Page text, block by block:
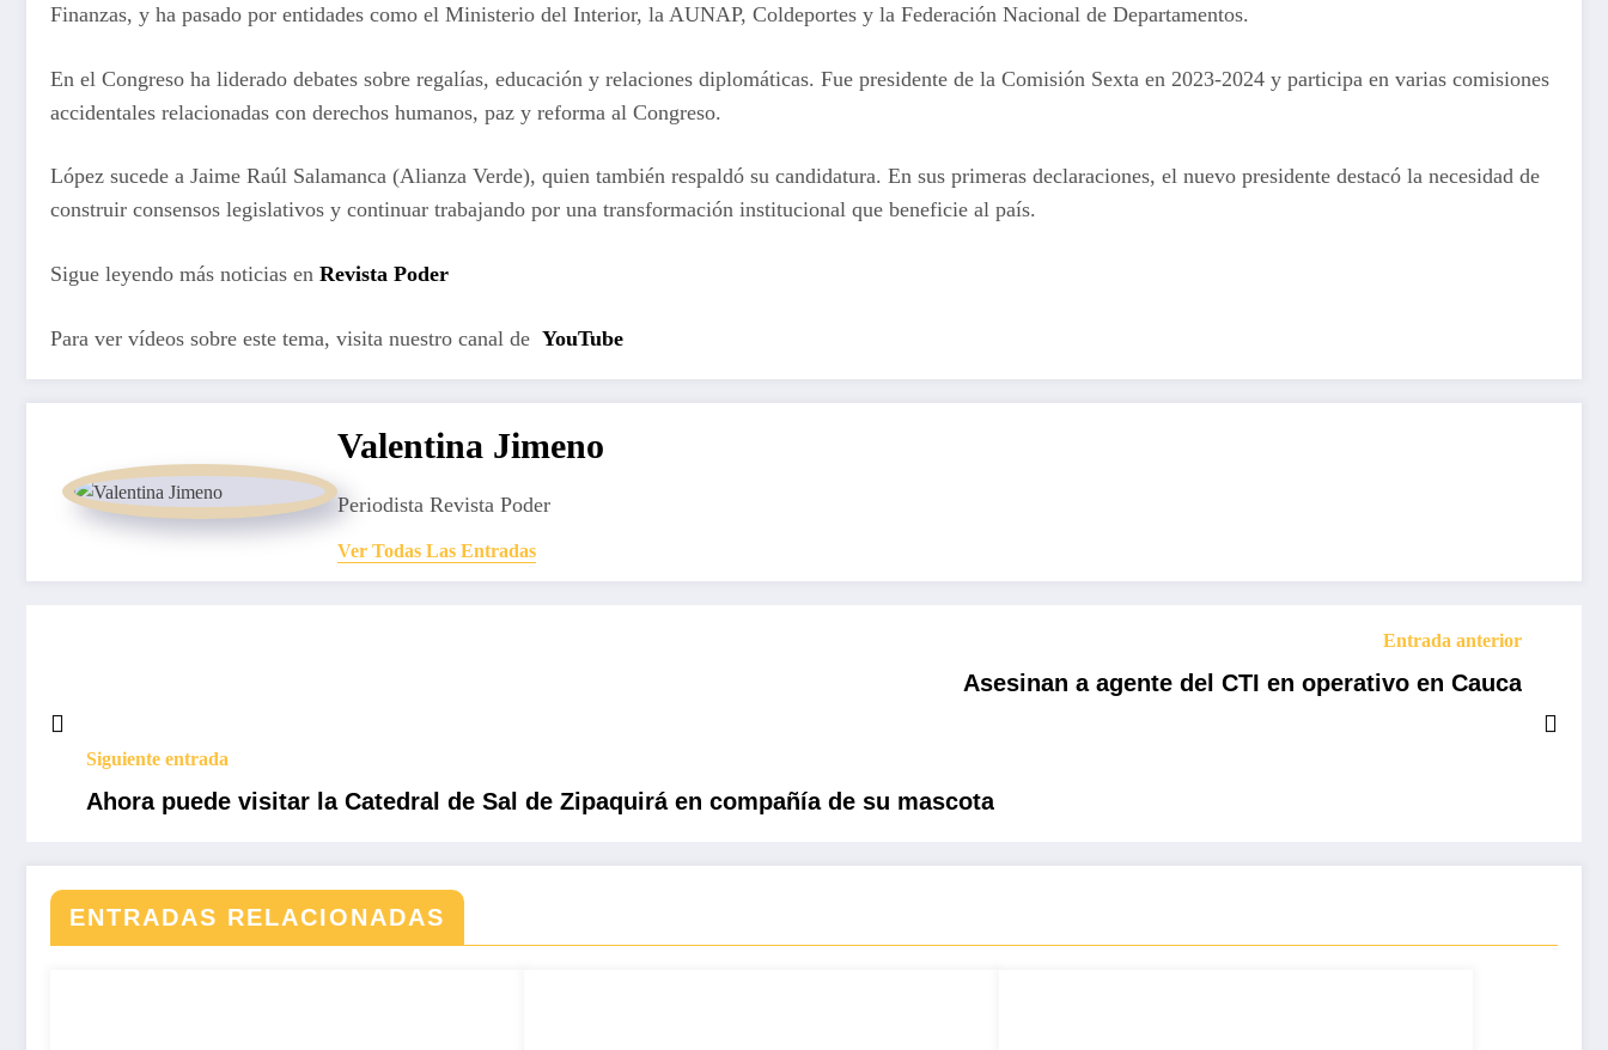
Finanzas, y ha pasado por entidades como el Ministerio del Interior, la AUNAP, Coldeportes y la Federación Nacional de Departamentos.
En el Congreso ha liderado debates sobre regalías, educación y relaciones diplomáticas. Fue presidente de la Comisión Sexta en 2023-2024 y participa en varias comisiones
accidentales relacionadas con derechos humanos, paz y reforma al Congreso.
López sucede a Jaime Raúl Salamanca (Alianza Verde), quien también respaldó su candidatura. En sus primeras declaraciones, el nuevo presidente destacó la necesidad de
construir consensos legislativos y continuar trabajando por una transformación institucional que beneficie al país.
Sigue leyendo más noticias en Revista Poder
Para ver vídeos sobre este tema, visita nuestro canal de YouTube
Valentina Jimeno
Periodista Revista Poder
Ver Todas Las Entradas
Entrada anterior
Asesinan a agente del CTI en operativo en Cauca
Siguiente entrada
Ahora puede visitar la Catedral de Sal de Zipaquirá en compañía de su mascota
ENTRADAS RELACIONADAS